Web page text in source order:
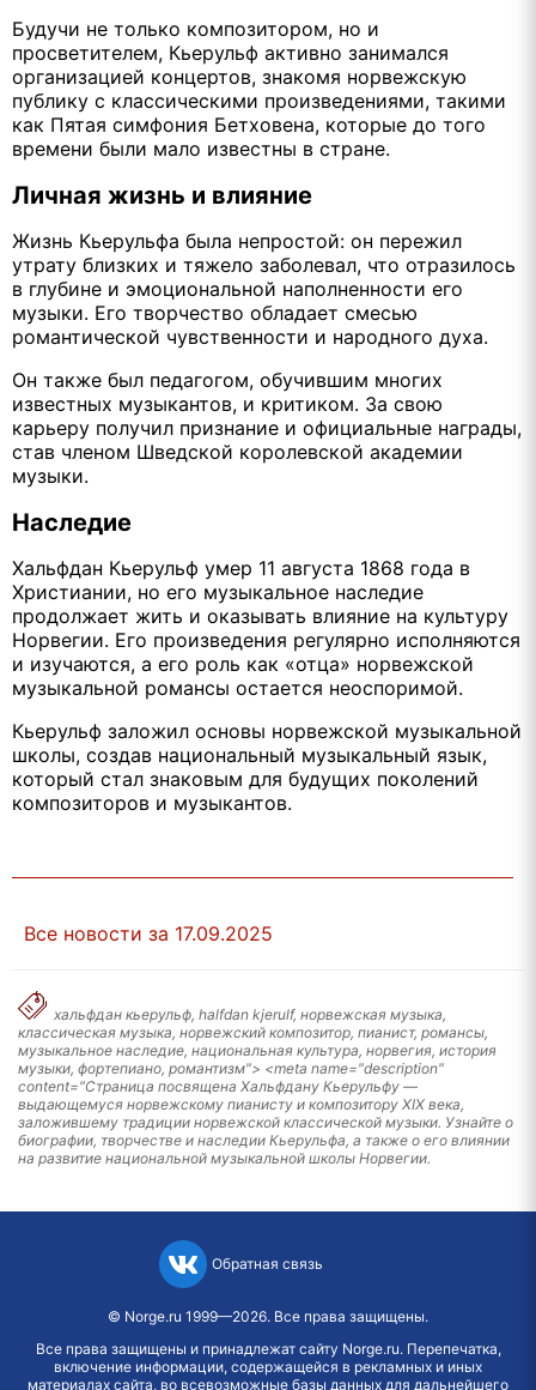
Будучи не только композитором, но и
просветителем, Кьерульф активно занимался
организацией концертов, знакомя норвежскую
публику с классическими произведениями, такими
как Пятая симфония Бетховена, которые до того
времени были мало известны в стране.
Личная жизнь и влияние
Жизнь Кьерульфа была непростой: он пережил
утрату близких и тяжело заболевал, что отразилось
в глубине и эмоциональной наполненности его
музыки. Его творчество обладает смесью
романтической чувственности и народного духа.
Он также был педагогом, обучившим многих
известных музыкантов, и критиком. За свою
карьеру получил признание и официальные награды,
став членом Шведской королевской академии
музыки.
Наследие
Хальфдан Кьерульф умер 11 августа 1868 года в
Христиании, но его музыкальное наследие
продолжает жить и оказывать влияние на культуру
Норвегии. Его произведения регулярно исполняются
и изучаются, а его роль как «отца» норвежской
музыкальной романсы остается неоспоримой.
Кьерульф заложил основы норвежской музыкальной
школы, создав национальный музыкальный язык,
который стал знаковым для будущих поколений
композиторов и музыкантов.
Все новости за 17.09.2025
хальфдан кьерульф, halfdan kjerulf, норвежская музыка,
классическая музыка, норвежский композитор, пианист, романсы,
музыкальное наследие, национальная культура, норвегия, история
музыки, фортепиано, романтизм"> <meta name="description"
content="Страница посвящена Хальфдану Кьерульфу —
выдающемуся норвежскому пианисту и композитору XIX века,
заложившему традиции норвежской классической музыки. Узнайте о
биографии, творчестве и наследии Кьерульфа, а также о его влиянии
на развитие национальной музыкальной школы Норвегии.
Обратная связь
© Norge.ru 1999—2026. Все права защищены.
Все права защищены и принадлежат сайту Norge.ru. Перепечатка,
включение информации, содержащейся в рекламных и иных
материалах сайта, во всевозможные базы данных для дальнейшего